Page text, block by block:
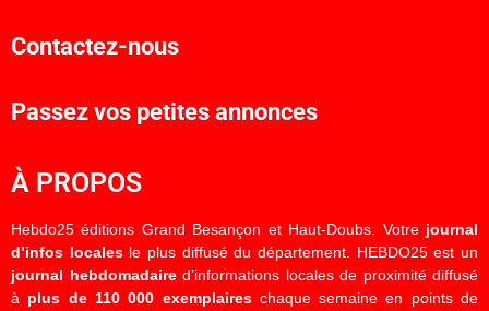
Contactez-nous
Passez vos petites annonces
À PROPOS
Hebdo25 éditions Grand Besançon et Haut-Doubs. Votre journal
d’infos localesle plus diffusé du département. HEBDO25 est un
journal hebdomadaired’informations locales de proximité diffusé
à plus de 110 000 exemplaireschaque semaine en points de